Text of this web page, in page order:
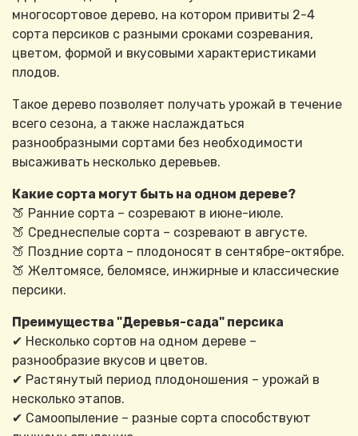
многосортовое дерево, на котором привиты 2-4
сорта персиков с разными сроками созревания,
цветом, формой и вкусовыми характеристиками
плодов.
Такое дерево позволяет получать урожай в течение
всего сезона, а также наслаждаться
разнообразными сортами без необходимости
высаживать несколько деревьев.
Какие сорта могут быть на одном дереве?
🍑 Ранние сорта – созревают в июне-июле.
🍑 Среднеспелые сорта – созревают в августе.
🍑 Поздние сорта – плодоносят в сентябре-октябре.
🍑 Желтомясе, беломясе, инжирные и классические
персики.
Преимущества "Деревья-сада" персика
✔ Несколько сортов на одном дереве –
разнообразие вкусов и цветов.
✔ Растянутый период плодоношения – урожай в
несколько этапов.
✔ Самоопыление – разные сорта способствуют